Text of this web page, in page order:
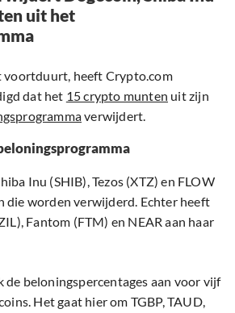
uit het
voortduurt, heeft Crypto.com
dat het 15 crypto munten uit zijn
verwijdert.
Inu (SHIB), Tezos (XTZ) en FLOW
die worden verwijderd. Echter heeft
Fantom (FTM) en NEAR aan haar
de beloningspercentages aan voor vijf
Het gaat hier om TGBP, TAUD,